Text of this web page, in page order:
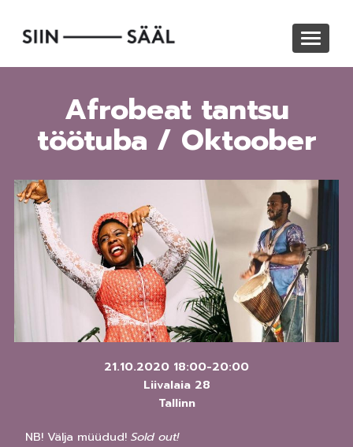
edasi
põhisisu
Toggle
Afrobeat tantsu
töötuba / Oktoober
21.10.2020 18:00-20:00
Liivalaia 28
Tallinn
NB! Välja müüdud! Sold out!